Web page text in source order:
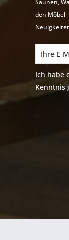
Saunen,
den
Ich habe
Kenntnis